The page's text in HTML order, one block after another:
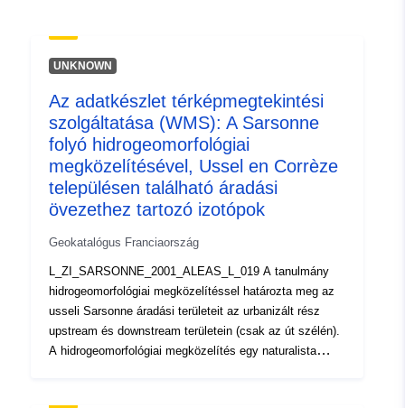
Erőforrás:
http://inspire.ec.europa.eu/
codelist/SpatialDataServiceType/
UNKNOWN
Az adatkészlet térképmegtekintési
szolgáltatása (WMS): A Sarsonne
folyó hidrogeomorfológiai
megközelítésével, Ussel en Corrèze
településen található áradási
övezethez tartozó izotópok
Geokatalógus Franciaország
L_ZI_SARSONNE_2001_ALEAS_L_019 A tanulmány
hidrogeomorfológiai megközelítéssel határozta meg az
usseli Sarsonne áradási területeit az urbanizált rész
upstream és downstream területein (csak az út szélén).
A hidrogeomorfológiai megközelítés egy naturalista